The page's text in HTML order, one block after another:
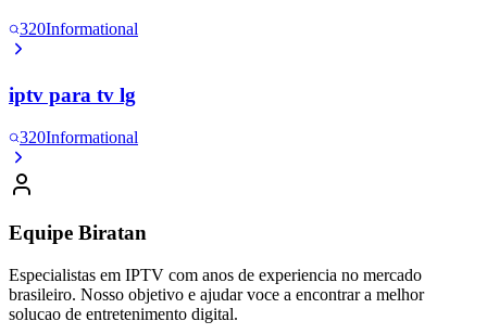
320Informational
iptv para tv lg
320Informational
Equipe Biratan
Especialistas em IPTV com anos de experiencia no mercado
brasileiro. Nosso objetivo e ajudar voce a encontrar a melhor
solucao de entretenimento digital.